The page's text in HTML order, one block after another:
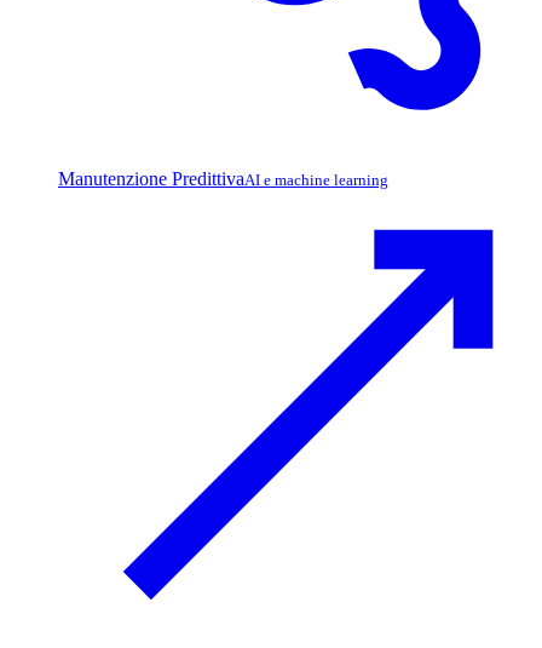
Manutenzione PredittivaAI e machine learning